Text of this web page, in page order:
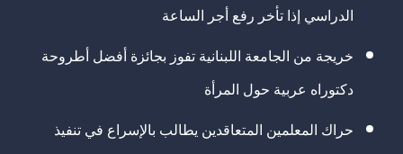
الدراسي إذا تأخر رفع أجر الساعة
خريجة من الجامعة اللبنانية تفوز بجائزة أفضل أطروحة
دكتوراه عربية حول المرأة
حراك المعلمين المتعاقدين يطالب بالإسراع في تنفيذ